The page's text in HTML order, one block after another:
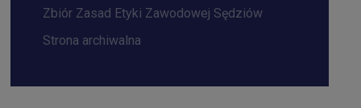
Zbiór Zasad Etyki Zawodowej Sędziów
Strona archiwalna